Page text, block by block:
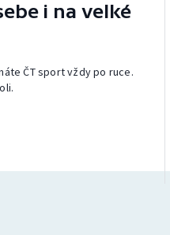
i na velké
ČT sport vždy po ruce.